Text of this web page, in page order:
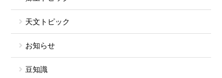
天文トピック
お知らせ
豆知識